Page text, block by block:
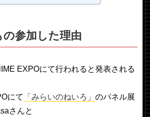
参加した理由
EXPOにて行われると発表される
にて
「みらいのねいろ」 のパネル展
さんと